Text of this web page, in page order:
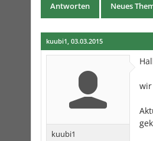
Antworten Neues
kuubi1, 03.03.2015
kuubi1